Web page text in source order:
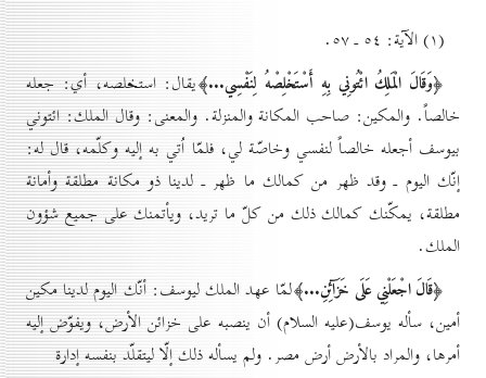
(۱) الآية: ٥٤ ـ ٥۷.
﴿وَقَالَ الْمَلِكُ ائْتُونِي بِهِ أَسْتَخْلِصْهُ لِنَفْسِي...﴾يقال: استخلصه، أي: جعله
خالصاً. والمكين: صاحب المكانة والمنزلة. والمعنى: وقال الملك: ائتوني
بيوسف أجعله خالصاً لنفسي وخاصّة لي، فلمّا اُتي به إليه وكلّمه، قال له:
إنّك اليوم ـ وقد ظهر من كمالك ما ظهر ـ لدينا ذو مكانة مطلقة وأمانة
مطلقة، يمكّنك كمالك ذلك من كلّ ما تريد، ويأتمنك على جميع شؤون
الملك.
﴿قَالَ اجْعَلْنِي عَلَى خَزَآئِنِ...﴾لمّا عهد الملك ليوسف: أنّك اليوم لدينا مكين
أمين، سأله يوسف(عليه السلام) أن ينصبه على خزائن الأرض، ويفوّض إليه
أمرها، والمراد بالأرض أرض مصر. ولم يسأله ذلك إلّا ليتقلّد بنفسه إدارة